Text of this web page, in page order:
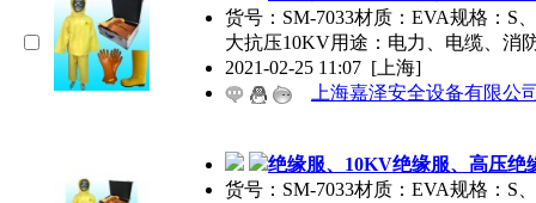
货号：SM-7033材质：EVA规格：S
大抗压10KV用途：电力、电缆、消
2021-02-25 11:07 [上海]
上海嘉泽安全设备有限公
绝缘服、10KV绝缘服、高压绝
货号：SM-7033材质：EVA规格：S